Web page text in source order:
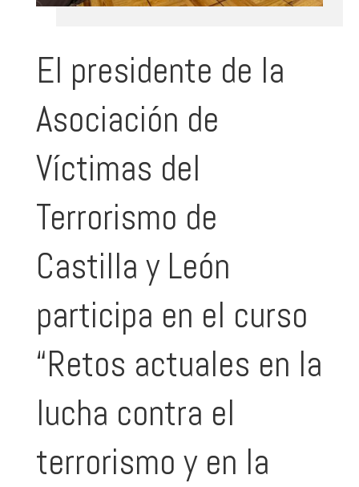
El presidente de la
Asociación de
Víctimas del
Terrorismo de
Castilla y León
participa en el curso
“Retos actuales en la
lucha contra el
terrorismo y en la